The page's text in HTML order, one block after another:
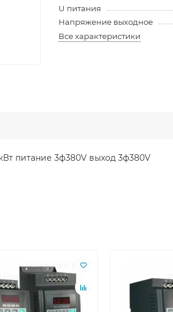
U питания
Напряжение выходное
Все характеристики
питание 3ф380V выход 3ф380V